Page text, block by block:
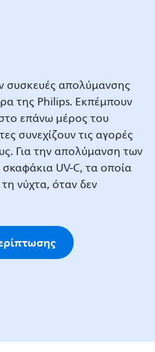
συσκευές απολύμανσης
της Philips. Εκπέμπουν
επάνω μέρος του
συνεχίζουν τις αγορές
Για την απολύμανση των
UV-C, τα οποία
νύχτα, όταν δεν